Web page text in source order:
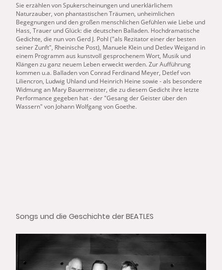
Sie erzählen von Spukerscheinungen und unerklärlichem
Naturzauber, von phantastischen Träumen, unheimlichen
Begegnungen und den großen menschlichen Gefühlen wie Liebe und
Hass, Trauer und Glück: die deutschen Balladen. Hochdramatische
Gedichte, die nun von Gerd J. Pohl ("als Rezitator einerder besten
seiner Zunft", Rheinische Post), Manuele Klein und Detlev Weigand in
einem Programm aus kunstvoll gesprochenem Wort, Musik und
Klängen zu ganz neuem Leben erweckt werden. Zur Aufführung
kommen u.a. Balladen von Conrad Ferdinand Meyer, Detlef von
Liliencron, Ludwig Uhland und Heinrich Heine sowie - als besondere
Widmung an Mary Bauermeister, die zu diesem Gedicht ihre letzte
Performance gegeben hat -der"GesangderGeister über den
Wassern" von Johann Wolfgang von Goethe.
Songs und die Geschichte der BEATLES